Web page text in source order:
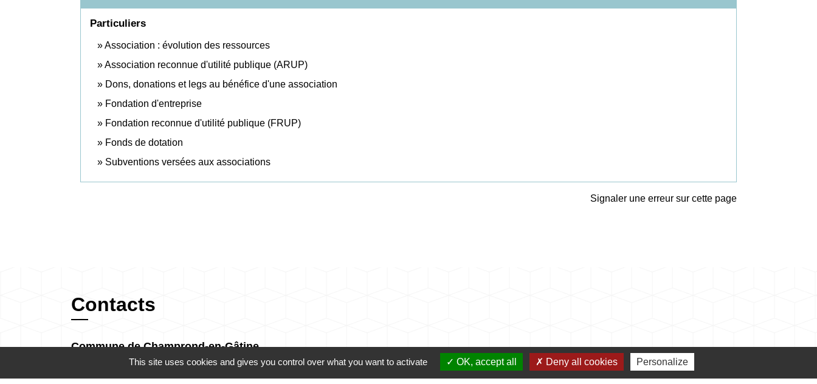
Particuliers
Association : évolution des ressources
Association reconnue d'utilité publique (ARUP)
Dons, donations et legs au bénéfice d'une association
Fondation d'entreprise
Fondation reconnue d'utilité publique (FRUP)
Fonds de dotation
Subventions versées aux associations
Signaler une erreur sur cette page
Contacts
Commune de Champrond-en-Gâtine
72 Grande Rue
28240 Champrond-en-Gâtine - FRANCE
This site uses cookies and gives you control over what you want to activate OK, accept all Deny all cookies Personalize